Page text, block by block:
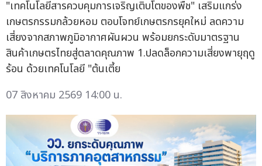
"เทคโนโลยีสารควบคุมการเจริญเติบโตของพืช" เสริมแกร่ง
เกษตรกรรมกล้วยหอม ตอบโจทย์เกษตรกรยุคใหม่ ลดความ
เสี่ยงจากสภาพภูมิอากาศผันผวน พร้อมยกระดับมาตรฐาน
สินค้าเกษตรไทยสู่ตลาดคุณภาพ 1.ปลดล็อกความเสี่ยงพายุฤดู
ร้อน ด้วยเทคโนโลยี "ต้นเตี้ย
07 สิงหาคม 2569 14:00 น.